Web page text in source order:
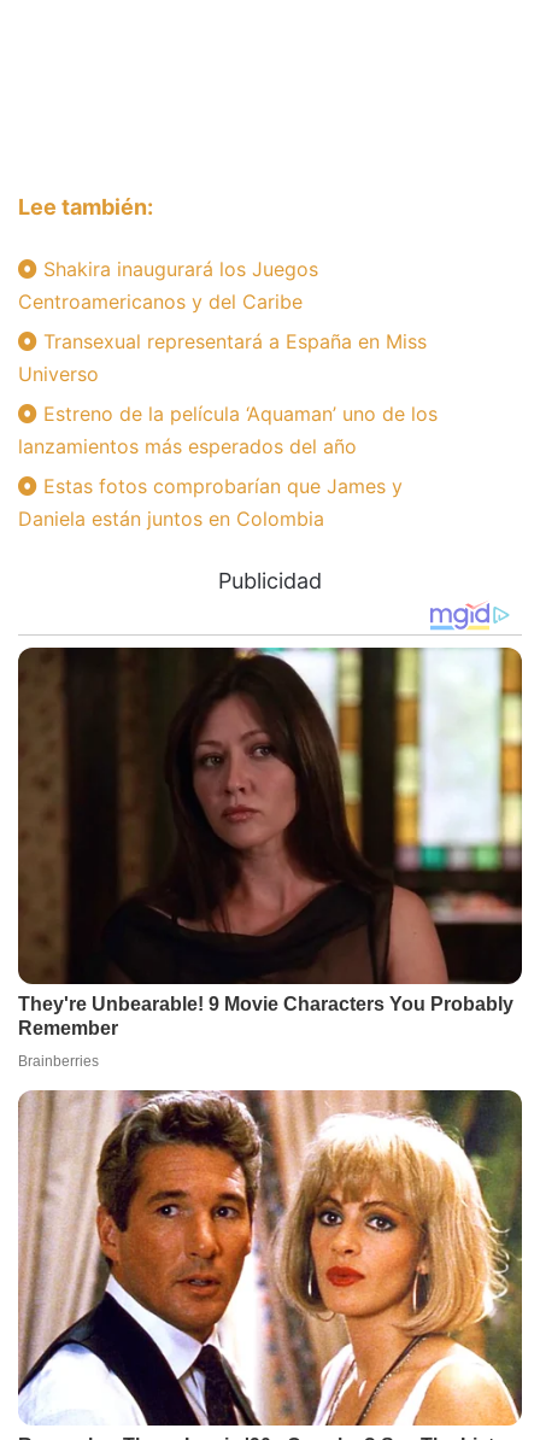
Lee también:
Shakira inaugurará los Juegos
Centroamericanos y del Caribe
Transexual representará a España en Miss
Universo
Estreno de la película ‘Aquaman’ uno de los
lanzamientos más esperados del año
Estas fotos comprobarían que James y
Daniela están juntos en Colombia
Publicidad